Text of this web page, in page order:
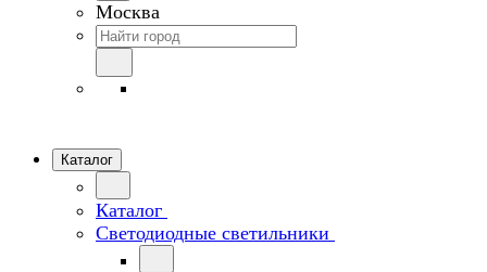
Москва
Каталог
Каталог
Светодиодные светильники